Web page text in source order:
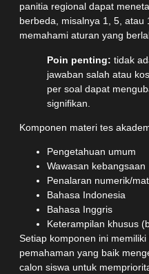
panitia regional dapat
berbeda, misalnya 1, 5,
memahami aturan yang
Poin penting: tidak
jawaban salah atau
per soal dapat
signifikan.
Komponen materi tes
Pengetahuan umum
Wawasan kebangsaan
Penalaran numerik/
Bahasa Indonesia
Bahasa Inggris
Keterampilan khusus
Setiap komponen ini
pemahaman yang baik
calon siswa untuk